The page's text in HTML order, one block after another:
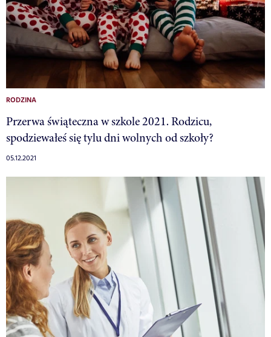
RODZINA
Przerwa świąteczna w szkole 2021. Rodzicu,
spodziewałeś się tylu dni wolnych od szkoły?
05.12.2021